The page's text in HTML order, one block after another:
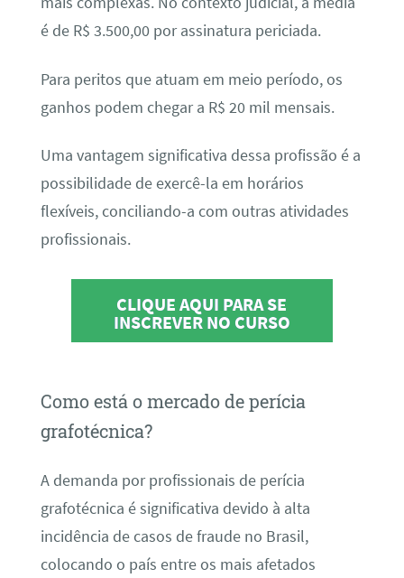
é de R$ 3.500,00 por assinatura periciada.
Para peritos que atuam em meio período, os
ganhos podem chegar a R$ 20 mil mensais.
Uma vantagem significativa dessa profissão é a
possibilidade de exercê-la em horários
flexíveis, conciliando-a com outras atividades
profissionais.
CLIQUE AQUI PARA SE
INSCREVER NO CURSO
Como está o mercado de perícia
grafotécnica?
A demanda por profissionais de perícia
grafotécnica é significativa devido à alta
incidência de casos de fraude no Brasil,
colocando o país entre os mais afetados